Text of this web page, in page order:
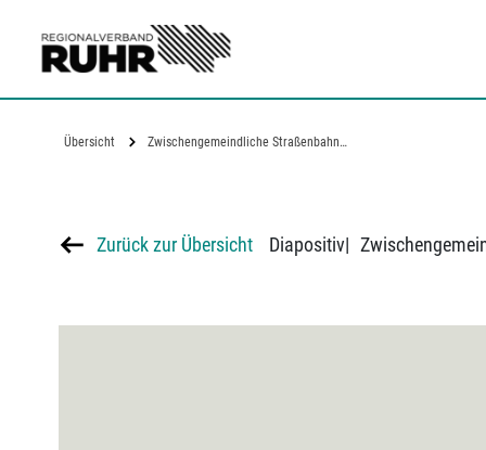
Übersicht Zwischengemeindliche Straßenbahn…
Zurück zur Übersicht Diapositiv|